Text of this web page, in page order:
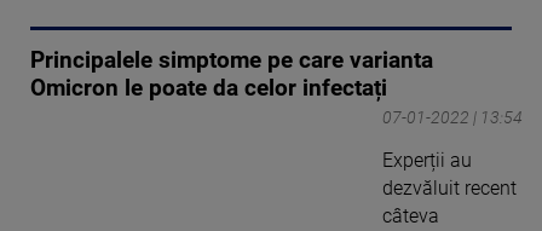
Principalele simptome pe care varianta
Omicron le poate da celor infectați
07-01-2022 | 13:54
Experții au
dezvăluit recent
câteva